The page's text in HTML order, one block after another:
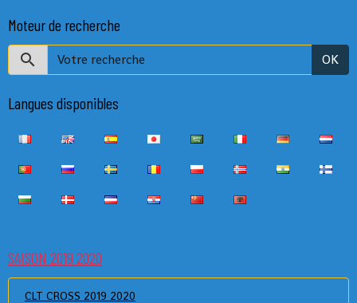
Moteur de recherche
OK
Langues disponibles
SAISON 2019 2020
CLT CROSS 2019 2020